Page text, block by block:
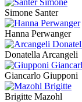
Simone Santer
Hanna Perwanger
Donatella Arcangeli
Giancarlo Giupponi
Brigitte Mazohl